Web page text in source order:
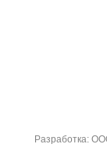
Разработка: